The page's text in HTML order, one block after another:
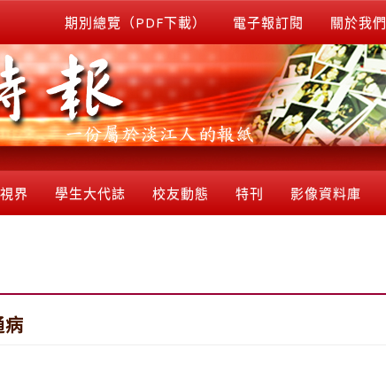
期別總覽（PDF下載） 電子報訂閱 關於我們
界 學生大代誌 校友動態 特刊 影像資料庫
病